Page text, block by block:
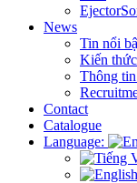
Ejector
News
Tin nổi
Kiến thức
Thông
Contact
Catalogue
Language: